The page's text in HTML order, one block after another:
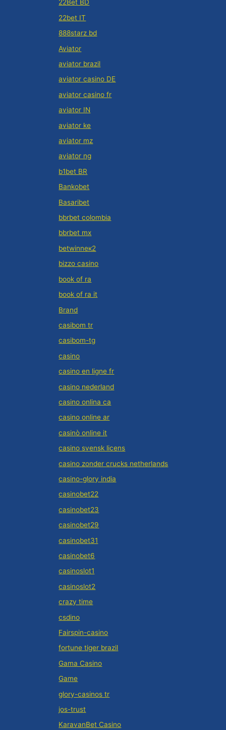
22Bet BD
22bet IT
888starz bd
Aviator
aviator brazil
aviator casino DE
aviator casino fr
aviator IN
aviator ke
aviator mz
aviator ng
b1bet BR
Bankobet
Basaribet
bbrbet colombia
bbrbet mx
betwinneк2
bizzo casino
book of ra
book of ra it
Brand
casibom tr
casibom-tg
casino
casino en ligne fr
casino nederland
casino onlina ca
casino online ar
casinò online it
casino svensk licens
casino zonder crucks netherlands
casino-glory india
casinobet22
casinobet23
casinobet29
casinobet31
casinobet6
casinoslot1
casinoslot2
crazy time
csdino
Fairspin-casino
fortune tiger brazil
Gama Casino
Game
glory-casinos tr
jos-trust
KaravanBet Casino